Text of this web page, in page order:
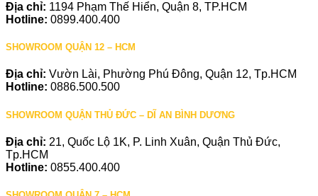
Địa chỉ: 1194 Phạm Thế Hiển, Quận 8, TP.HCM
Hotline: 0899.400.400
SHOWROOM QUẬN 12 – HCM
Địa chỉ: Vườn Lài, Phường Phú Đông, Quận 12, Tp.HCM
Hotline: 0886.500.500
SHOWROOM QUẬN THỦ ĐỨC – DĨ AN BÌNH DƯƠNG
Địa chỉ: 21, Quốc Lộ 1K, P. Linh Xuân, Quận Thủ Đức,
Tp.HCM
Hotline: 0855.400.400